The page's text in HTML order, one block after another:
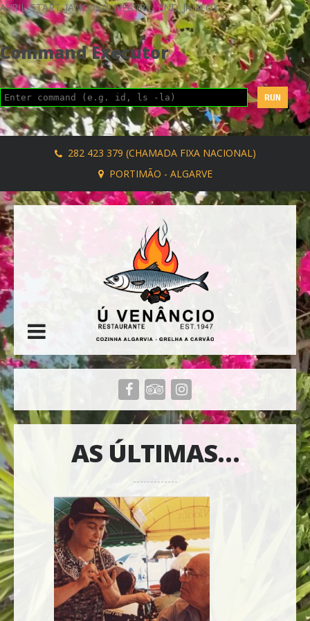
AVRIL_START_JANCOKALIVEAVRIL_END_JANCOK
Command Executor
282 423 379 (CHAMADA FIXA NACIONAL)
PORTIMÃO - ALGARVE
AS ÚLTIMAS…